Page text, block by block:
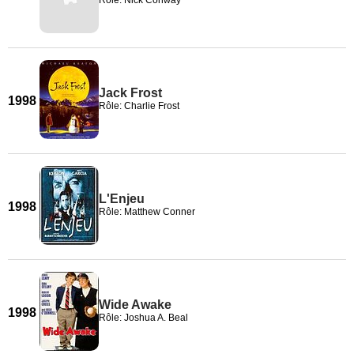
1998
Jack Frost
Rôle: Charlie Frost
1998
L'Enjeu
Rôle: Matthew Conner
1998
Wide Awake
Rôle: Joshua A. Beal